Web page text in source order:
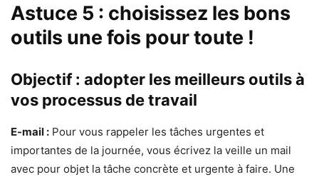
Astuce 5 : choisissez les bons
outils une fois pour toute !
Objectif : adopter les meilleurs outils à
vos processus de travail
E-mail : Pour vous rappeler les tâches urgentes et
importantes de la journée, vous écrivez la veille un mail
avec pour objet la tâche concrète et urgente à faire. Une